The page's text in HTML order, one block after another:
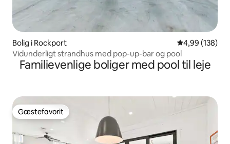
Bolig i Rockport 4,99 ud af 5 i
4,99 (138)
Vidunderligt strandhus med pop-up-bar og pool
Familievenlige boliger med pool til leje
Gæstefavorit
Gæstefavorit